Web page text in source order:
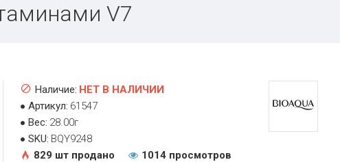
V7
Наличие: НЕТ В НАЛИЧИИ
Артикул: 61547
Вес: 28.00г
SKU: BQY9248
829 шт продано
1014 просмотров